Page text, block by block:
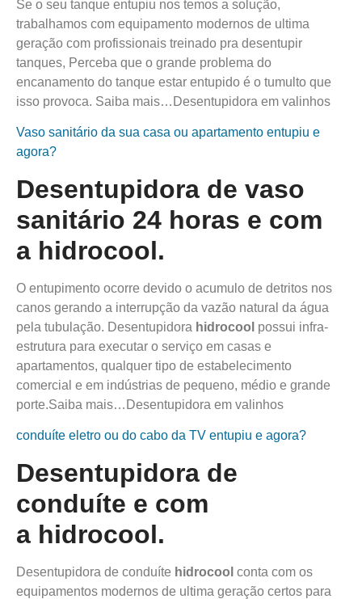
Se o seu tanque entupiu nos temos a solução,
trabalhamos com equipamento modernos de ultima
geração com profissionais treinado pra desentupir
tanques, Perceba que o grande problema do
encanamento do tanque estar entupido é o tumulto que
isso provoca. Saiba mais…Desentupidora em valinhos
Vaso sanitário da sua casa ou apartamento entupiu e
agora?
Desentupidora de vaso
sanitário 24 horas e com
a hidrocool.
O entupimento ocorre devido o acumulo de detritos nos
canos gerando a interrupção da vazão natural da água
pela tubulação. Desentupidora hidrocool possui infra-
estrutura para executar o serviço em casas e
apartamentos, qualquer tipo de estabelecimento
comercial e em indústrias de pequeno, médio e grande
porte.Saiba mais…Desentupidora em valinhos
conduíte eletro ou do cabo da TV entupiu e agora?
Desentupidora de
conduíte e com
a hidrocool.
Desentupidora de conduíte hidrocool conta com os
equipamentos modernos de ultima geração certos para